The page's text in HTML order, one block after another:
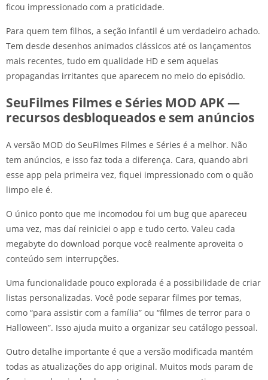
ficou impressionado com a praticidade.
Para quem tem filhos, a seção infantil é um verdadeiro achado.
Tem desde desenhos animados clássicos até os lançamentos
mais recentes, tudo em qualidade HD e sem aquelas
propagandas irritantes que aparecem no meio do episódio.
SeuFilmes Filmes e Séries MOD APK —
recursos desbloqueados e sem anúncios
A versão MOD do SeuFilmes Filmes e Séries é a melhor. Não
tem anúncios, e isso faz toda a diferença. Cara, quando abri
esse app pela primeira vez, fiquei impressionado com o quão
limpo ele é.
O único ponto que me incomodou foi um bug que apareceu
uma vez, mas daí reiniciei o app e tudo certo. Valeu cada
megabyte do download porque você realmente aproveita o
conteúdo sem interrupções.
Uma funcionalidade pouco explorada é a possibilidade de criar
listas personalizadas. Você pode separar filmes por temas,
como “para assistir com a família” ou “filmes de terror para o
Halloween”. Isso ajuda muito a organizar seu catálogo pessoal.
Outro detalhe importante é que a versão modificada mantém
todas as atualizações do app original. Muitos mods param de